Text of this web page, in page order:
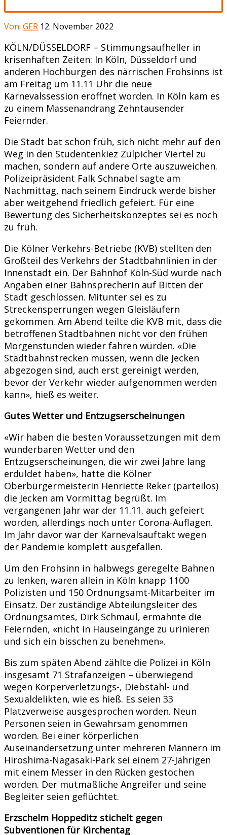
Von: GER 12. November 2022
KÖLN/DÜSSELDORF – Stimmungsaufheller in
krisenhaften Zeiten: In Köln, Düsseldorf und
anderen Hochburgen des närrischen Frohsinns ist
am Freitag um 11.11 Uhr die neue
Karnevalssession eröffnet worden. In Köln kam es
zu einem Massenandrang Zehntausender
Feiernder.
Die Stadt bat schon früh, sich nicht mehr auf den
Weg in den Studentenkiez Zülpicher Viertel zu
machen, sondern auf andere Orte auszuweichen.
Polizeipräsident Falk Schnabel sagte am
Nachmittag, nach seinem Eindruck werde bisher
aber weitgehend friedlich gefeiert. Für eine
Bewertung des Sicherheitskonzeptes sei es noch
zu früh.
Die Kölner Verkehrs-Betriebe (KVB) stellten den
Großteil des Verkehrs der Stadtbahnlinien in der
Innenstadt ein. Der Bahnhof Köln-Süd wurde nach
Angaben einer Bahnsprecherin auf Bitten der
Stadt geschlossen. Mitunter sei es zu
Streckensperrungen wegen Gleisläufern
gekommen. Am Abend teilte die KVB mit, dass die
betroffenen Stadtbahnen nicht vor den frühen
Morgenstunden wieder fahren würden. «Die
Stadtbahnstrecken müssen, wenn die Jecken
abgezogen sind, auch erst gereinigt werden,
bevor der Verkehr wieder aufgenommen werden
kann», hieß es weiter.
Gutes Wetter und Entzugserscheinungen
«Wir haben die besten Voraussetzungen mit dem
wunderbaren Wetter und den
Entzugserscheinungen, die wir zwei Jahre lang
erduldet haben», hatte die Kölner
Oberbürgermeisterin Henriette Reker (parteilos)
die Jecken am Vormittag begrüßt. Im
vergangenen Jahr war der 11.11. auch gefeiert
worden, allerdings noch unter Corona-Auflagen.
Im Jahr davor war der Karnevalsauftakt wegen
der Pandemie komplett ausgefallen.
Um den Frohsinn in halbwegs geregelte Bahnen
zu lenken, waren allein in Köln knapp 1100
Polizisten und 150 Ordnungsamt-Mitarbeiter im
Einsatz. Der zuständige Abteilungsleiter des
Ordnungsamtes, Dirk Schmaul, ermahnte die
Feiernden, «nicht in Hauseingänge zu urinieren
und sich ein bisschen zu benehmen».
Bis zum späten Abend zählte die Polizei in Köln
insgesamt 71 Strafanzeigen – überwiegend
wegen Körperverletzungs-, Diebstahl- und
Sexualdelikten, wie es hieß. Es seien 33
Platzverweise ausgesprochen worden. Neun
Personen seien in Gewahrsam genommen
worden. Bei einer körperlichen
Auseinandersetzung unter mehreren Männern im
Hiroshima-Nagasaki-Park sei einem 27-Jährigen
mit einem Messer in den Rücken gestochen
worden. Der mutmaßliche Angreifer und seine
Begleiter seien geflüchtet.
Erzschelm Hoppeditz stichelt gegen
Subventionen für Kirchentag